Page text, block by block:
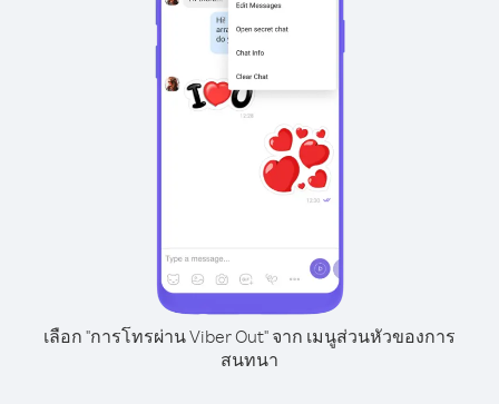
เลือก "การโทรผ่าน Viber Out" จาก เมนูส่วนหัวของการ
สนทนา